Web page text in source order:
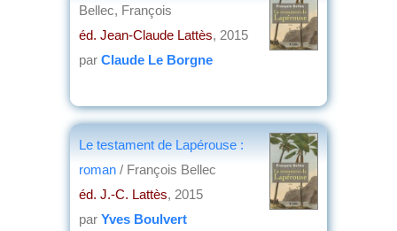
Bellec, François
éd. Jean-Claude Lattès, 2015
par Claude Le Borgne
Le testament de Lapérouse :
roman / François Bellec
éd. J.-C. Lattès, 2015
par Yves Boulvert